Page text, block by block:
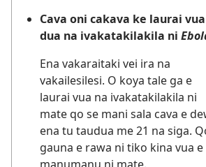
Cava oni cakava ke laurai
dua na ivakatakilakila ni
Ena vakaraitaki vei ira na
vakailesilesi. O koya tale ga e
laurai vua na ivakatakilakila ni
mate qo se mani sala cava e
ena tu taudua me 21 na siga.
gauna e rawa ni tiko kina vua e